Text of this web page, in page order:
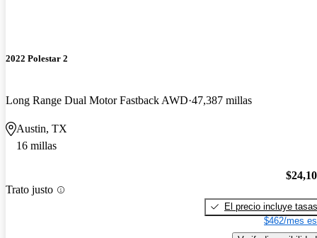
2022 Polestar 2
Long Range Dual Motor Fastback AWD 47,387 millas
Austin, TX
16 millas
Trato justo
El precio incluye tasas
$462/mes